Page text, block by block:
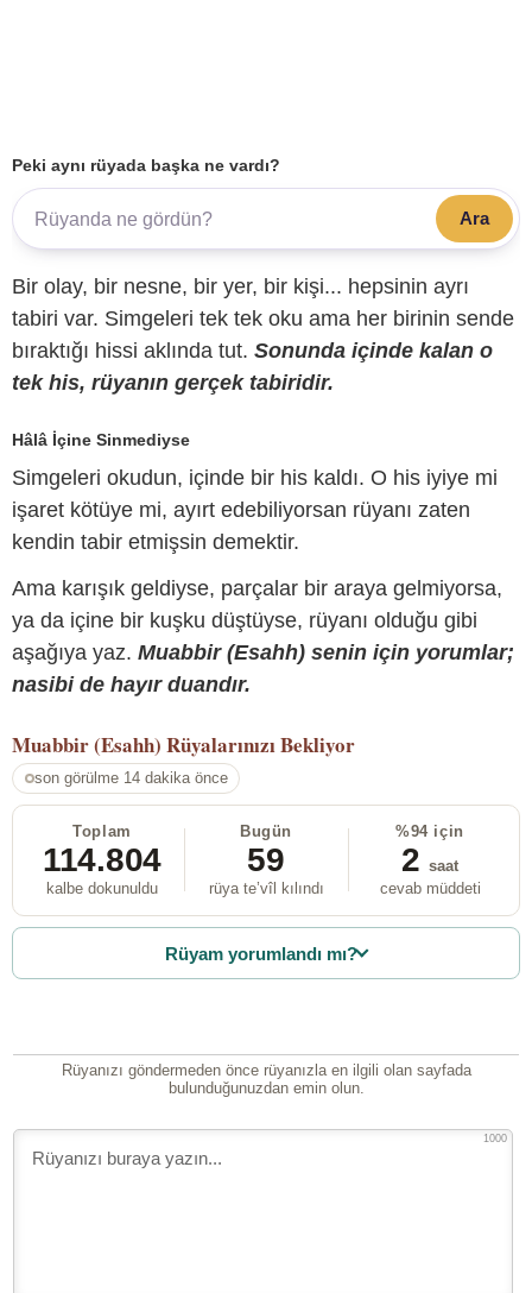
Peki aynı rüyada başka ne vardı?
Ara
Bir olay, bir nesne, bir yer, bir kişi... hepsinin ayrı
tabiri var. Simgeleri tek tek oku ama her birinin sende
bıraktığı hissi aklında tut. Sonunda içinde kalan o
tek his, rüyanın gerçek tabiridir.
Hâlâ İçine Sinmediyse
Simgeleri okudun, içinde bir his kaldı. O his iyiye mi
işaret kötüye mi, ayırt edebiliyorsan rüyanı zaten
kendin tabir etmişsin demektir.
Ama karışık geldiyse, parçalar bir araya gelmiyorsa,
ya da içine bir kuşku düştüyse, rüyanı olduğu gibi
aşağıya yaz. Muabbir (Esahh) senin için yorumlar;
nasibi de hayır duandır.
Muabbir (Esahh) Rüyalarınızı Bekliyor
son görülme 14 dakika önce
Toplam
114.804
kalbe dokunuldu
Bugün
59
rüya te’vîl kılındı
%94 için
2 saat
cevab müddeti
Rüyam yorumlandı mı?
Rüyanızı göndermeden önce rüyanızla en ilgili olan sayfada
bulunduğunuzdan emin olun.
1000